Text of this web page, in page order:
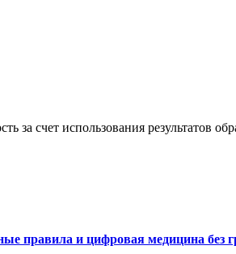
счет использования результатов
правила и цифровая медицина без